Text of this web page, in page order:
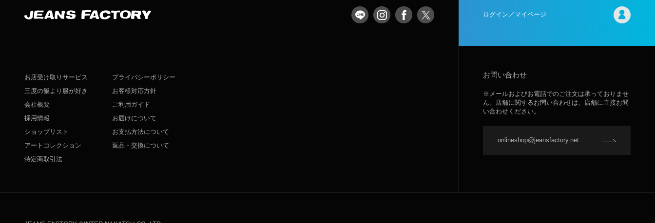
ログイン／マイページ
お店受け取りサービス
三度の飯より服が好き
会社概要
採用情報
ショップリスト
アートコレクション
特定商取引法
プライバシーポリシー
お客様対応方針
ご利用ガイド
お届けについて
お支払方法について
返品・交換について
お問い合わせ
※メールおよびお電話でのご注文は承っておりませ
ん。店舗に関するお問い合わせは、店舗に直接お問
い合わせください。
onlineshop@jeansfactory.net